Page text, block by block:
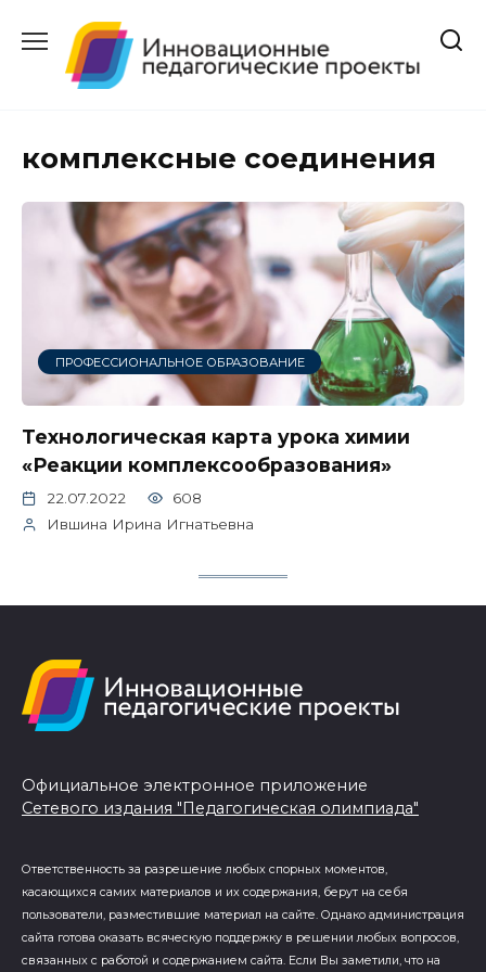
содержанию
комплексные соединения
ПРОФЕССИОНАЛЬНОЕ ОБРАЗОВАНИЕ
Технологическая карта урока химии
«Реакции комплексообразования»
22.07.2022
608
Ившина Ирина Игнатьевна
Официальное электронное приложение
Сетевого издания "Педагогическая олимпиада"
Ответственность за разрешение любых спорных моментов,
касающихся самих материалов и их содержания, берут на себя
пользователи, разместившие материал на сайте. Однако администрация
сайта готова оказать всяческую поддержку в решении любых вопросов,
связанных с работой и содержанием сайта. Если Вы заметили, что на